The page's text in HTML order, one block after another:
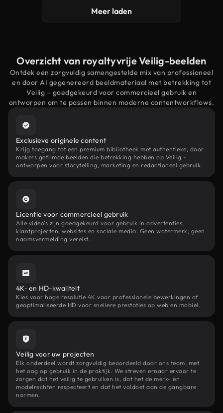
Meer laden
Overzicht van royaltyvrije Veilig-beelden
Ontdek een zorgvuldig samengestelde mix van professioneel
en door AI gegenereerd beeldmateriaal met betrekking tot
Veilig – goedgekeurd voor commercieel gebruik en
ontworpen om te passen binnen moderne contentworkflows.
Exclusieve originele content
Krijg toegang tot een premium bibliotheek met authentieke, door
makers gefilmde beelden die betrekking hebben op Veilig –
ontworpen voor storytelling, marketing en redactioneel gebruik.
Licentie voor commercieel gebruik
Alle video's zijn goedgekeurd voor gebruik in advertenties,
klantprojecten, websites en sociale media. Geen watermerk, geen
naamsvermelding vereist.
4K- en HD-kwaliteit
Kies voor hoge resolutie 4K voor professionele bewerkingen of
geoptimaliseerde HD voor snellere prestaties op web en mobiel.
Veilig voor uw projecten
Elk onderdeel wordt zorgvuldig beoordeeld door ons team, met
het oog op gebruik in de praktijk. We streven ernaar ervoor te
zorgen dat het veilig te gebruiken is, dat het de merk- en
modelrechten respecteert en dat het voldoet aan de gangbare
normen.